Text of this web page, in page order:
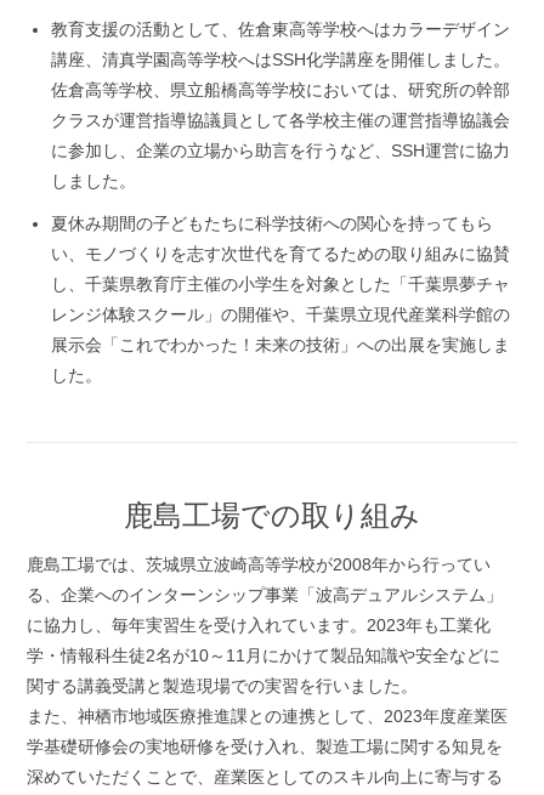
教育支援の活動として、佐倉東高等学校へはカラーデザイン
講座、清真学園高等学校へはSSH化学講座を開催しました。
佐倉高等学校、県立船橋高等学校においては、研究所の幹部
クラスが運営指導協議員として各学校主催の運営指導協議会
に参加し、企業の立場から助言を行うなど、SSH運営に協力
しました。
夏休み期間の子どもたちに科学技術への関心を持ってもら
い、モノづくりを志す次世代を育てるための取り組みに協賛
し、千葉県教育庁主催の小学生を対象とした「千葉県夢チャ
レンジ体験スクール」の開催や、千葉県立現代産業科学館の
展示会「これでわかった！未来の技術」への出展を実施しま
した。
鹿島工場での取り組み
鹿島工場では、茨城県立波崎高等学校が2008年から行ってい
る、企業へのインターンシップ事業「波高デュアルシステム」
に協力し、毎年実習生を受け入れています。2023年も工業化
学・情報科生徒2名が10～11月にかけて製品知識や安全などに
関する講義受講と製造現場での実習を行いました。
また、神栖市地域医療推進課との連携として、2023年度産業医
学基礎研修会の実地研修を受け入れ、製造工場に関する知見を
深めていただくことで、産業医としてのスキル向上に寄与する